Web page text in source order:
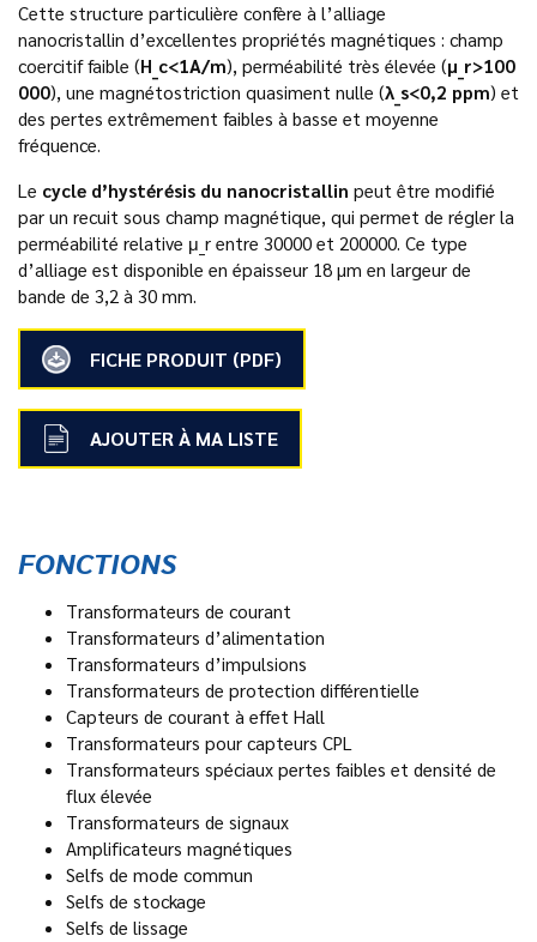
Cette structure particulière confère à l’alliage
nanocristallin d’excellentes propriétés magnétiques : champ
coercitif faible (H_c<1A/m), perméabilité très élevée (µ_r>100
000), une magnétostriction quasiment nulle (λ_s<0,2 ppm) et
des pertes extrêmement faibles à basse et moyenne
fréquence.
Le cycle d’hystérésis du nanocristallin peut être modifié
par un recuit sous champ magnétique, qui permet de régler la
perméabilité relative μ_r entre 30000 et 200000. Ce type
d’alliage est disponible en épaisseur 18 µm en largeur de
bande de 3,2 à 30 mm.
FICHE PRODUIT (PDF)
AJOUTER À MA LISTE
FONCTIONS
Transformateurs de courant
Transformateurs d’alimentation
Transformateurs d’impulsions
Transformateurs de protection différentielle
Capteurs de courant à effet Hall
Transformateurs pour capteurs CPL
Transformateurs spéciaux pertes faibles et densité de
flux élevée
Transformateurs de signaux
Amplificateurs magnétiques
Selfs de mode commun
Selfs de stockage
Selfs de lissage